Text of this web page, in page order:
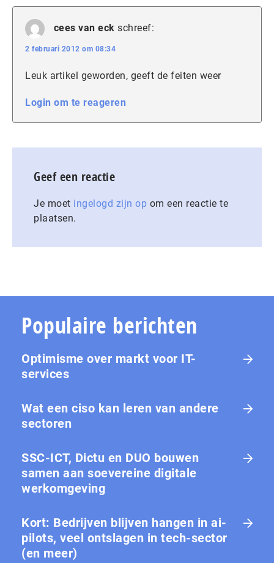
cees van eck schreef:
2 februari 2012 om 08:34
Leuk artikel geworden, geeft de feiten weer
Login om te reageren
Geef een reactie
Je moet ingelogd zijn op om een reactie te
plaatsen.
Populaire berichten
Optimisme over markt voor IT-
services
Wat een ciso kan leren van andere
sectoren
SSC-ICT, Dictu en DUO bouwen
samen aan soevereine digitale
werkomgeving
Kort: Bedrijven blijven hangen in ai-
pilots, veel ontslagen in tech-sector
(en meer)